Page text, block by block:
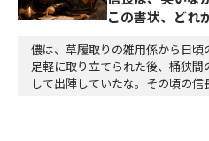
この書状、どれ
儂は、草履取りの雑用係から日
足軽に取り立てられた後、桶狭
して出陣していたな。その頃の